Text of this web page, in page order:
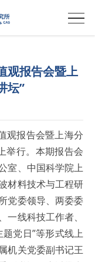
观报告会暨上
坛”
报告会暨上海分
举行。本期报告会
室、中国科学院上
材料技术与工程研
党委领导、两委委
一线科技工作者、
党日”等形式线上
机关党委副书记王